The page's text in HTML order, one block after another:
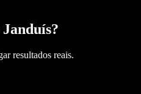
Janduís?
resultados reais.